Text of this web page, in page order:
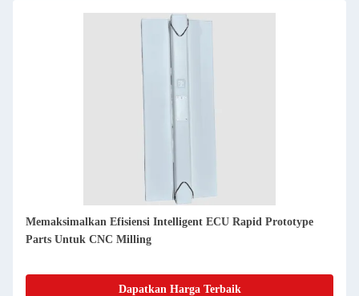
CNC Milling Advanced untuk Intelligent ECU Produksi
Prototipe PEEK
Dapatkan Harga Terbaik